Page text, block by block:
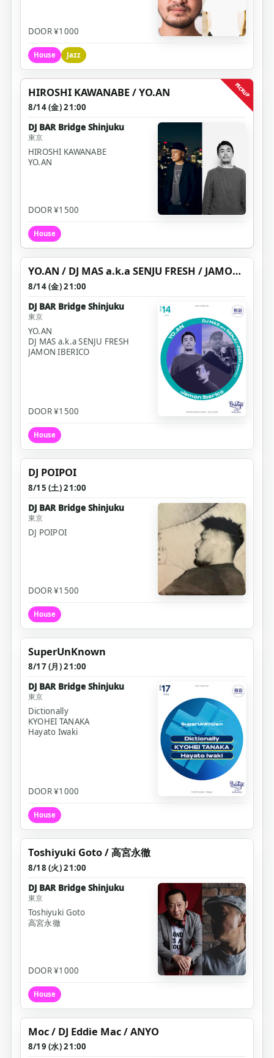
DOOR ¥1000
House Jazz
pickup
HIROSHI KAWANABE / YO.AN
8/14 (金) 21:00
DJ BAR Bridge Shinjuku
東京
HIROSHI KAWANABE
YO.AN
DOOR ¥1500
House
YO.AN / DJ MAS a.k.a SENJU FRESH / JAMON IBERICO
8/14 (金) 21:00
DJ BAR Bridge Shinjuku
東京
YO.AN
DJ MAS a.k.a SENJU FRESH
JAMON IBERICO
DOOR ¥1500
House
DJ POIPOI
8/15 (土) 21:00
DJ BAR Bridge Shinjuku
東京
DJ POIPOI
DOOR ¥1500
House
SuperUnKnown
8/17 (月) 21:00
DJ BAR Bridge Shinjuku
東京
Dictionally
KYOHEI TANAKA
Hayato Iwaki
DOOR ¥1000
House
Toshiyuki Goto / 高宮永徹
8/18 (火) 21:00
DJ BAR Bridge Shinjuku
東京
Toshiyuki Goto
高宮永徹
DOOR ¥1000
House
Moc / DJ Eddie Mac / ANYO
8/19 (水) 21:00